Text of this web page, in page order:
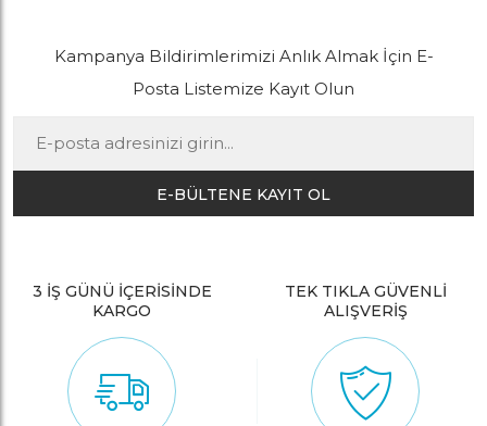
Kampanya Bildirimlerimizi Anlık Almak İçin E-
Posta Listemize Kayıt Olun
E-BÜLTENE KAYIT OL
3 İŞ GÜNÜ İÇERİSİNDE
KARGO
TEK TIKLA GÜVENLİ
ALIŞVERİŞ